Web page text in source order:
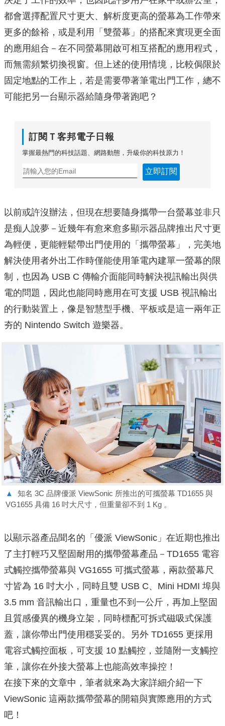
都會選擇配置尺寸更大、解析度更高的螢幕為工作帶來
更多的餘裕，或是利用「雙螢幕」的搭配來實現更全面
的應用組合－在不同螢幕開啟可相互搭配的應用程式，
而無需頻繁切換視窗。但上述的使用情境，比較侷限於
固定地點的工作上，若是需要帶著筆電出門工作，總不
可能把另一台顯示器給隨身帶著跑吧？
訂閱Ｔ客邦電子日報
掌握最熱門的科技話題、網路動態，升級你的科技原力！
立即訂閱
以前或許沒辦法，但現在想要隨身攜帶一台螢幕並非只
是痴人說夢－近幾年有愈來愈多顯示器品牌推出尺寸更
為輕便，更能輕鬆帶出門使用的「攜帶螢幕」，完美地
解決使用者外出工作時僅能使用筆電內建單一螢幕的限
制，也因為 USB C 傳輸介面能同時解決視訊輸出與供
電的問題，因此也能同時應用在可支援 USB 視訊輸出
的行動裝置上，像是智慧型手機、平板或是這一兩年正
夯的 Nintendo Switch 遊樂器。
▲
知名 3C 品牌優派 ViewSonic 所推出的可攜螢幕 TD1655 與
VG1655 具備 16 吋大尺寸，但重量卻不到 1 Kg 。
以顯示器產品聞名的「優派 ViewSonic」在近期也推出
了主打輕巧又堅固耐用的攜帶螢幕產品－TD1655 電容
式觸控攜帶螢幕與 VG1655 可攜式螢幕，兩款螢幕尺
寸皆為 16 吋大小，同時且雙 USB C、Mini HDMI 埠與
3.5 mm 音訊輸出口，重量也不到一公斤，再加上堅固
且質感優異的機身立架，同時標配可拆式磁吸式保護
蓋，讓你帶出門使用穩妥妥的。另外 TD1655 更採用
電容式觸控面板，可支援 10 點觸控，並隨附一支觸控
筆，讓你在外接大螢幕上也能高效率操控！
在接下來的文章中，筆者就來為大家詳細介紹一下
ViewSonic 這兩款攜帶螢幕的開箱與實際應用的方式
吧！